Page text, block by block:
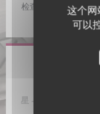
这个网
可以
检查, Mobile
人, 欧洲卡/
星 -